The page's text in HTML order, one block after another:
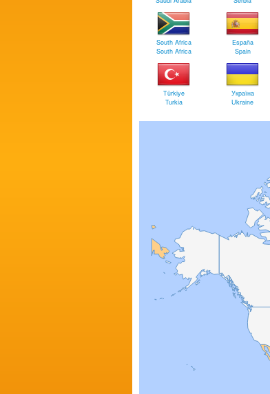
South Africa
South Africa
España
Spain
Türkiye
Turkia
Україна
Ukraine